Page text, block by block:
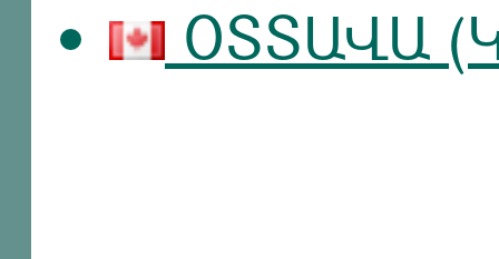
ՕՏՏԱՎԱ